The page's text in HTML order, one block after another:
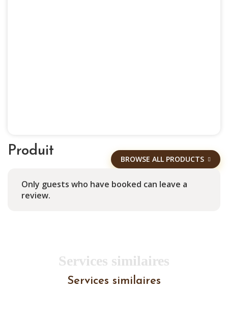
Produit
BROWSE ALL PRODUCTS
Only guests who have booked can leave a
review.
Services similaires
Services similaires